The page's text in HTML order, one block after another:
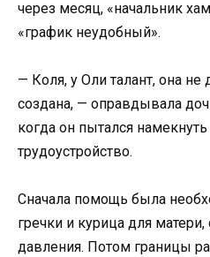
через месяц, «начальник
«график неудобный».
— Коля, у Оли талант, она не
создана, — оправдывала
когда он пытался
трудоустройство.
Сначала помощь была
гречки и курица для матери,
давления. Потом границы